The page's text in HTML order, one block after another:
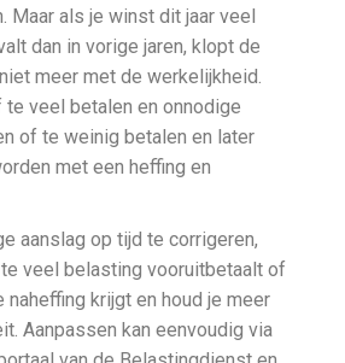
Maar als je winst dit jaar veel
dan in vorige jaren, klopt de
meer met de werkelijkheid.
te veel betalen en onnodige
of te weinig betalen en later
met een heffing en
aanslag op tijd te corrigeren,
veel belasting vooruitbetaalt of
naheffing krijgt en houd je meer
Aanpassen kan eenvoudig via